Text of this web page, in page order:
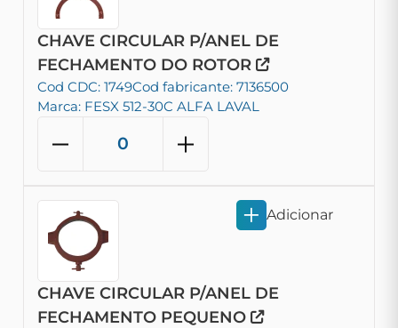
CHAVE CIRCULAR P/ANEL DE
FECHAMENTO DO ROTOR
Cod CDC: 1749Cod fabricante: 7136500
Marca: FESX 512-30C ALFA LAVAL
CHAVE CIRCULAR P/ANEL DE
FECHAMENTO PEQUENO
Adicionar